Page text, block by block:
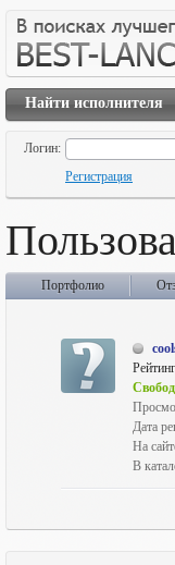
Найти исполнителя
Логин:
Регистрация
Портфолио
Дата
На
В